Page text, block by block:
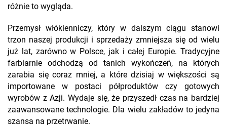
różnie to wygląda.
Przemysł włókienniczy, który w dalszym ciągu stanowi
trzon naszej produkcji i sprzedaży zmniejsza się od wielu
już lat, zarówno w Polsce, jak i całej Europie. Tradycyjne
farbiarnie odchodzą od tanich wykończeń, na których
zarabia się coraz mniej, a które dzisiaj w większości są
importowane w postaci półproduktów czy gotowych
wyrobów z Azji. Wydaje się, że przyszedł czas na bardziej
zaawansowane technologie. Dla wielu zakładów to jedyna
szansa na przetrwanie.